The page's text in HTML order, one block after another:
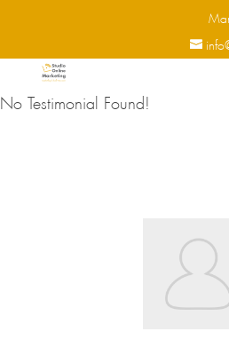
No Testimonial Found!